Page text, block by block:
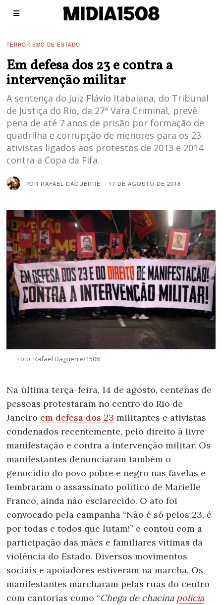
TERRORISMO DE ESTADO
Em defesa dos 23 e contra a
intervenção militar
A sentença do Juiz Flávio Itabaiana, do Tribunal
de Justiça do Rio, da 27ª Vara Criminal, prevê
pena de até 7 anos de prisão por formação de
quadrilha e corrupção de menores para os 23
ativistas ligados aos protestos de 2013 e 2014
contra a Copa da Fifa.
POR RAFAEL DAGUERRE 17 DE AGOSTO DE 2018
Foto: Rafael Daguerre/1508
Na última terça-feira, 14 de agosto, centenas de
pessoas protestaram no centro do Rio de
Janeiro em defesa dos 23 militantes e ativistas
condenados recentemente, pelo direito à livre
manifestação e contra a intervenção militar. Os
manifestantes denunciaram também o
genocídio do povo pobre e negro nas favelas e
lembraram o assassinato político de Marielle
Franco, ainda não esclarecido. O ato foi
convocado pela campanha “Não é só pelos 23, é
por todas e todos que lutam!” e contou com a
participação das mães e familiares vítimas da
violência do Estado. Diversos movimentos
sociais e apoiadores estiveram na marcha. Os
manifestantes marcharam pelas ruas do centro
com cantorias como “Chega de chacina polícia